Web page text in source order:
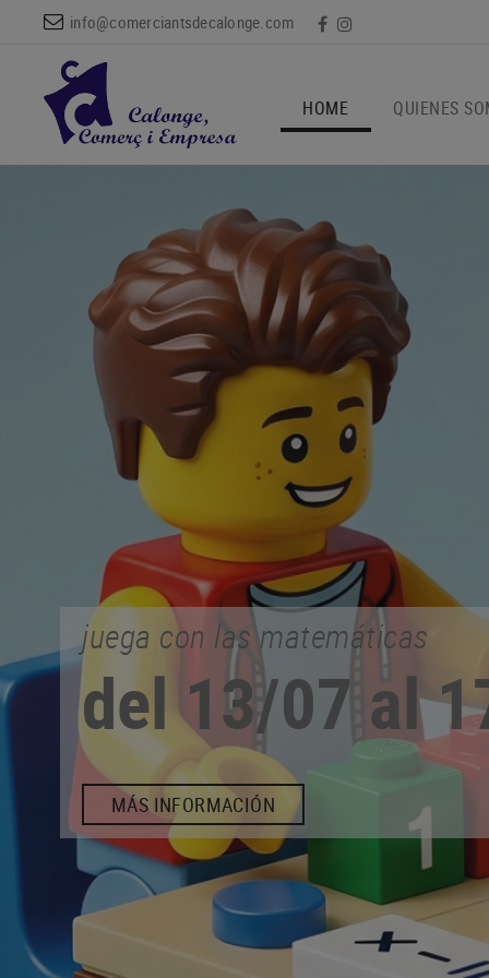
info@comerciantsdecalonge.com
HOME QUIENES
comercio de proximidad
EN CALONGE
ASÓCIATE